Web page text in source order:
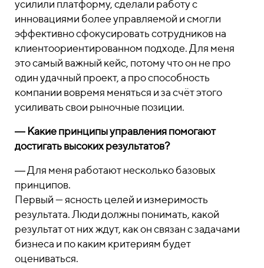
усилили платформу, сделали работу с
инновациями более управляемой и смогли
эффективно сфокусировать сотрудников на
клиентоориентированном подходе. Для меня
это самый важный кейс, потому что он не про
один удачный проект, а про способность
компании вовремя меняться и за счёт этого
усиливать свои рыночные позиции.
― Какие принципы управления помогают
достигать высоких результатов?
― Для меня работают несколько базовых
принципов.
Первый — ясность целей и измеримость
результата. Люди должны понимать, какой
результат от них ждут, как он связан с задачами
бизнеса и по каким критериям будет
оцениваться.